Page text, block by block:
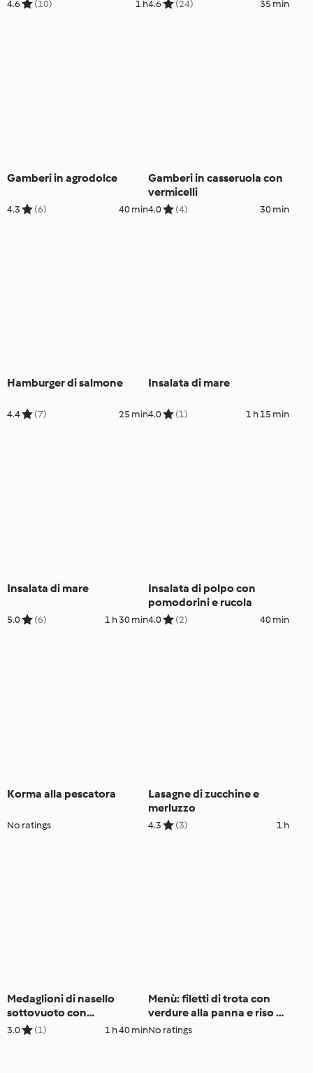
4.6 (10) 1 h4.6 (24) 35 min
Gamberi in agrodolce
4.3 (6) 40 min
Gamberi in casseruola con
vermicelli
4.0 (4) 30 min
Hamburger di salmone
4.4 (7) 25 min
Insalata di mare
4.0 (1) 1 h 15 min
Insalata di mare
5.0 (6) 1 h 30 min
Insalata di polpo con
pomodorini e rucola
4.0 (2) 40 min
Korma alla pescatora
No ratings
Lasagne di zucchine e
merluzzo
4.3 (3) 1 h
Medaglioni di nasello
sottovuoto con
barbabietole marinate e
3.0 (1) 1 h 40 min
Menù: filetti di trota con
verdure alla panna e riso e
gelato alla frutta
No ratings